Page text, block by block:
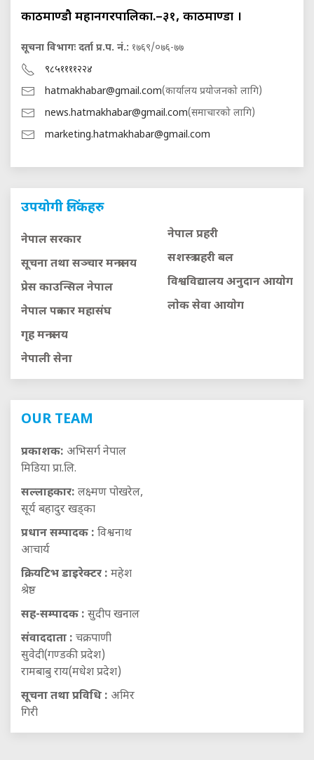
काठमाण्डौ महानगरपालिका.–३१, काठमाण्डौं ।
सूचना विभागः दर्ता प्र.प. नं.: १७६९/०७६-७७
९८५११११२२४
hatmakhabar@gmail.com(कार्यालय प्रयोजनको लागि)
news.hatmakhabar@gmail.com(समाचारको लागि)
marketing.hatmakhabar@gmail.com
उपयोगी लिंकहरु
नेपाल सरकार
सूचना तथा सञ्चार मन्त्रालय
प्रेस काउन्सिल नेपाल
नेपाल पत्रकार महासंघ
गृह मन्त्रालय
नेपाली सेना
नेपाल प्रहरी
सशस्त्र प्रहरी बल
विश्वविद्यालय अनुदान आयाेग
लाेक सेवा आयाेग
OUR TEAM
प्रकाशक: अभिसर्ग नेपाल
मिडिया प्रा.लि.
सल्लाहकार: लक्ष्मण पोखरेल,
सूर्य बहादुर खड्का
प्रधान सम्पादक : विश्वनाथ
आचार्य
क्रियटिभ डाइरेक्टर : महेश
श्रेष्ठ
सह-सम्पादक : सुदीप खनाल
संवाददाता : चक्रपाणी
सुवेदी(गण्डकी प्रदेश)
रामबाबु राय(मधेश प्रदेश)
सूचना तथा प्रविधि : अमिर
गिरी